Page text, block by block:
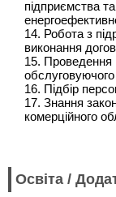
підприємства
14. Робота з
виконання
15. Проведення
16. Підбір
17. Знання
комерційного
Освіта /